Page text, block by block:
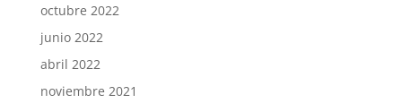
octubre 2022
junio 2022
abril 2022
noviembre 2021